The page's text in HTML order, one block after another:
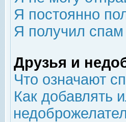
Я постоянно
Я получил
Друзья и
Что означают
Как добавлять